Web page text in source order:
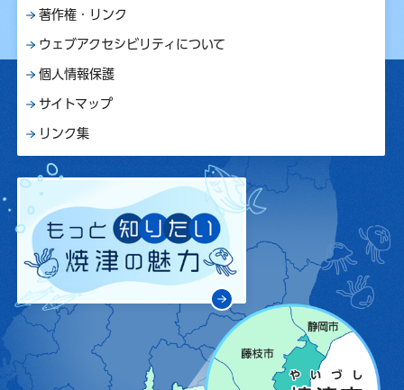
著作権・リンク
ウェブアクセシビリティについて
個人情報保護
サイトマップ
リンク集